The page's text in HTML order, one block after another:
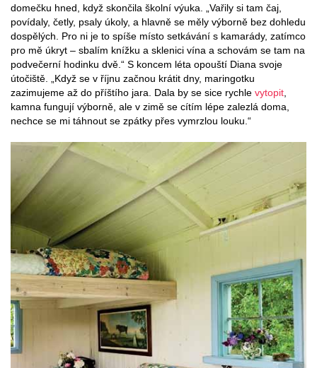
domečku hned, když skončila školní výuka. „Vařily si tam čaj,
povídaly, četly, psaly úkoly, a hlavně se měly výborně bez dohledu
dospělých. Pro ni je to spíše místo setkávání s kamarády, zatímco
pro mě úkryt – sbalím knížku a sklenici vína a schovám se tam na
podvečerní hodinku dvě.“ S koncem léta opouští Diana svoje
útočiště. „Když se v říjnu začnou krátit dny, maringotku
zazimujeme až do příštího jara. Dala by se sice rychle vytopit
kamna fungují výborně, ale v zimě se cítím lépe zalezlá doma,
nechce se mi táhnout se zpátky přes vymrzlou louku.“